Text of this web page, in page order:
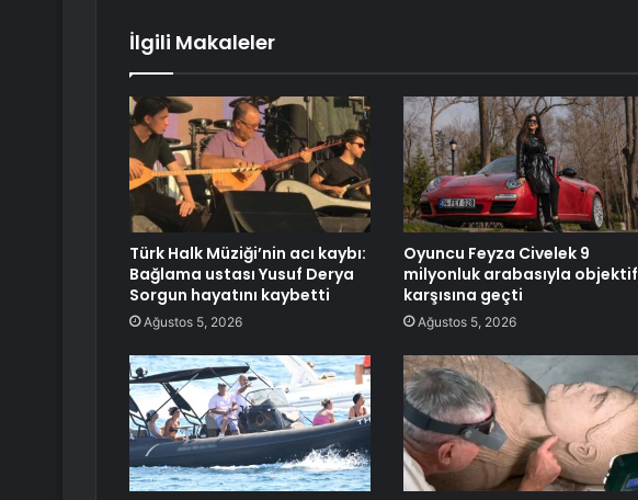
İlgili Makaleler
Türk Halk Müziği’nin acı kaybı:
Bağlama ustası Yusuf Derya
Sorgun hayatını kaybetti
Ağustos 5, 2026
Oyuncu Feyza Civelek 9
milyonluk arabasıyla objektif
karşısına geçti
Ağustos 5, 2026